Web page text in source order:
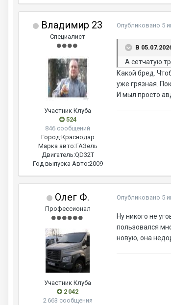
Владимир 23
Специалист
Участник Клуба
524
846 сообщений
Город:Краснодар
Марка авто:ГАЗель
Двигатель:QD32T
Год выпуска Авто:2009
Опубликовано 5
В
А сетчатую
Какой бред.
уже грязная.
И мыл просто
Олег Ф.
Профессионал
Участник Клуба
2 042
2 663 сообщения
Опубликовано 5
Ну никого не
пользовался
новую, она